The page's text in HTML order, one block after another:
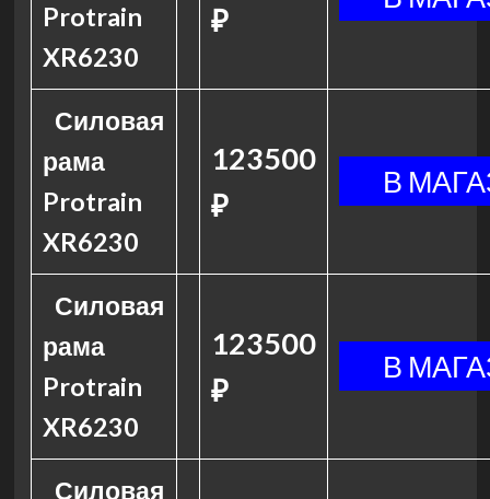
Protrain
XR6230
₽
Силовая
рама
Protrain
XR6230
123500
₽
Силовая
рама
Protrain
XR6230
123500
₽
Силовая